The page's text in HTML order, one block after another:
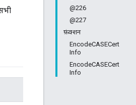
@226
@227
फ़ंक्शन
EncodeCASECert
Info
EncodeCASECert
Info